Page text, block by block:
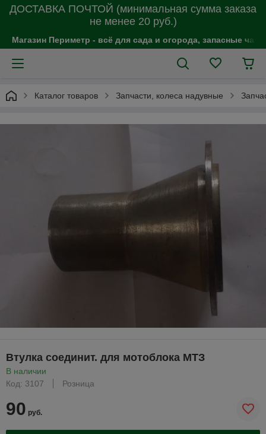
ДОСТАВКА ПОЧТОЙ (минимальная сумма заказа
не менее 20 руб.)
Магазин Периметр - всё для сада и огорода, запасные
Каталог товаров Запчасти, колеса надувные
Втулка соединит. для мотоблока МТЗ
В наличии
Код: 3107
Розница
90 руб.